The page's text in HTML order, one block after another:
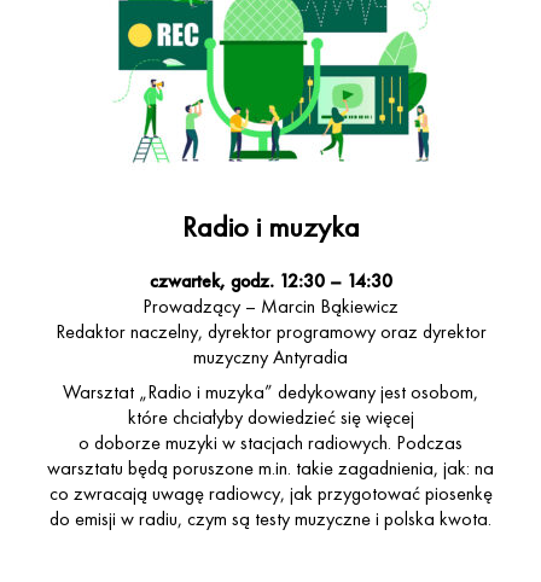
Radio i muzyka
czwartek, godz. 12:30 – 14:30
Prowadzący – Marcin Bąkiewicz
Redaktor naczelny, dyrektor programowy oraz dyrektor
muzyczny Antyradia
Warsztat „Radio i muzyka” dedykowany jest osobom,
które chciałyby dowiedzieć się więcej
o doborze muzyki w stacjach radiowych. Podczas
warsztatu będą poruszone m.in. takie zagadnienia, jak: na
co zwracają uwagę radiowcy, jak przygotować piosenkę
do emisji w radiu, czym są testy muzyczne i polska kwota.